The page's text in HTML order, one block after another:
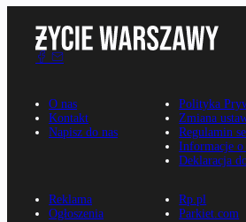
O nas
Kontakt
Napisz do nas
Polityka
Zmiana
Regulamin
Informacje o
Deklaracja
Reklama
Ogłoszenia
Rp.pl
Parkiet.com